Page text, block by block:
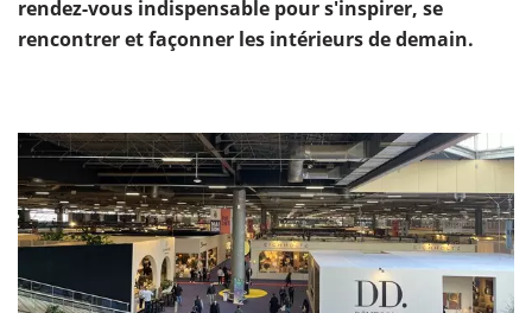
rendez-vous indispensable pour s'inspirer, se
rencontrer et façonner les intérieurs de demain.